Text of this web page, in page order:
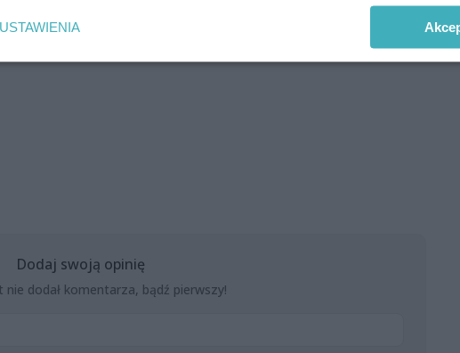
Dodaj swoją opinię
nie dodał komentarza, bądź pierwszy!
USTAWIENIA